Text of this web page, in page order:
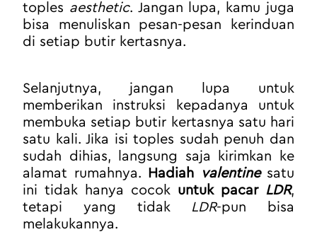
toples aesthetic. Jangan lupa, kamu juga
bisa menuliskan pesan-pesan kerinduan
di setiap butir kertasnya.
Selanjutnya, jangan lupa untuk
memberikan instruksi kepadanya untuk
membuka setiap butir kertasnya satu hari
satu kali. Jika isi toples sudah penuh dan
sudah dihias, langsung saja kirimkan ke
alamat rumahnya.
Hadiah valentine satu
ini tidak hanya cocok untuk pacar LDR,
tetapi yang tidak LDR-pun bisa
melakukannya.